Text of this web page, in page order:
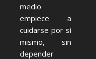
medio
empiece a
cuidarse por sí
mismo, sin
depender